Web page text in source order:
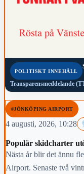
POLITISKT INNEHÅLL
Transparensmeddelande
#JÖNKÖPING AIRPORT
4 augusti, 2026, 10:28
Populär skidcharter
Nästa år blir det ännu
Airport. Senaste två